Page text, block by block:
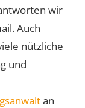
wir
Auch
nützliche
und
an